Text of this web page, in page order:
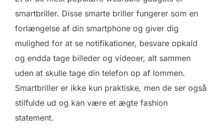
smartbriller. Disse smarte briller fungerer som en
forlængelse af din smartphone og giver dig
mulighed for at se notifikationer, besvare opkald
og endda tage billeder og videoer, alt sammen
uden at skulle tage din telefon op af lommen.
Smartbriller er ikke kun praktiske, men de ser også
stilfulde ud og kan være et ægte fashion
statement.